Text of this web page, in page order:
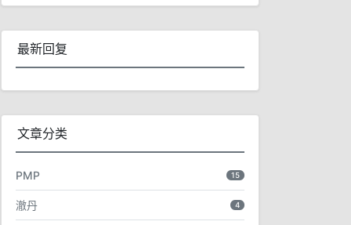
最新回复
文章分类
PMP 15
澈丹 4